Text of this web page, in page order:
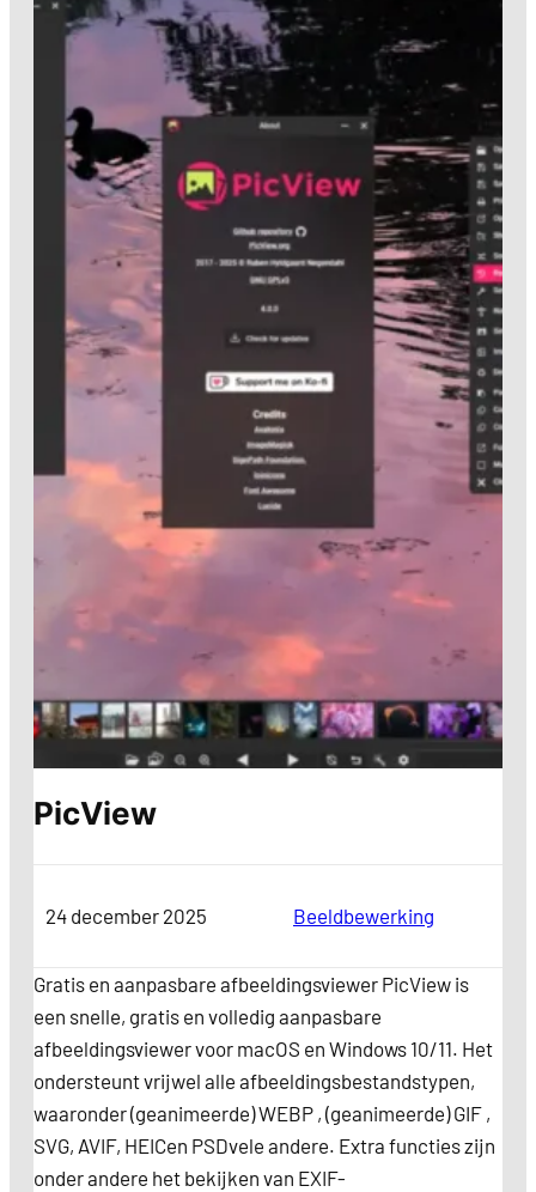
PicView
24 december 2025 Beeldbewerking
Gratis en aanpasbare afbeeldingsviewer PicView is
een snelle, gratis en volledig aanpasbare
afbeeldingsviewer voor macOS en Windows 10/11. Het
ondersteunt vrijwel alle afbeeldingsbestandstypen,
waaronder (geanimeerde) WEBP , (geanimeerde) GIF ,
SVG, AVIF, HEICen PSDvele andere. Extra functies zijn
onder andere het bekijken van EXIF-